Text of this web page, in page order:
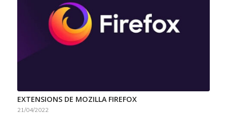
EXTENSIONS DE MOZILLA FIREFOX
21/04/2022